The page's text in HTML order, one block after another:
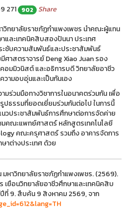
271 902
Share
วิทยาลัยราชภัฏกำแพงเพชร นำคณะผู้แทน
และเทคนิคสิบสองปันนา ประเทศ
ชับความสัมพันธ์และประชาสัมพันธ์
ศาสตราจารย์ Deng Xiao Juan รอง
อมมิวนิสต์ และอธิการบดี วิทยาลัยอาชีว
ามอบอุ่นและเป็นกันเอง
ร่วมมือทางวิชาการในอนาคตร่วมกัน เพื่อ
ปธรรมที่ยอดเยี่ยมร่วมกันต่อไป ในการนี้
วประชาสัมพันธ์การศึกษาต่อการจัดค่าย
ชมคณะแพทย์ศาสตร์ หลักสูตรเทคโนโลยี
คณะครุศาสตร์ รวมถึง อาคารจัดการ
าต่างประเทศ ด้วย
มหาวิทยาลัยราชภัฏกำแพงเพชร. (2569).
เยือนวิทยาลัยอาชีวศึกษาและเทคนิคสิบ
ที่ 9. สืบค้น 9 สิงหาคม 2569, จาก